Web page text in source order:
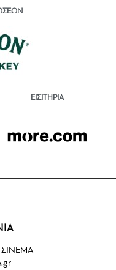
ΕΙΣΙΤΗΡΙΑ
ΣΙΝΕΜΑ